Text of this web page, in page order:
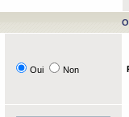
Oui Non